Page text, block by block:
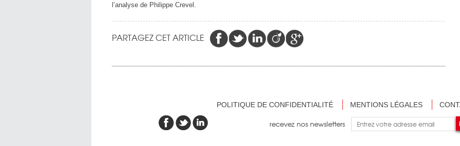
l’analyse de Philippe Crevel.
PARTAGEZ CET ARTICLE
POLITIQUE DE CONFIDENTIALITÉ MENTIONS LÉGALES
recevez nos newsletters